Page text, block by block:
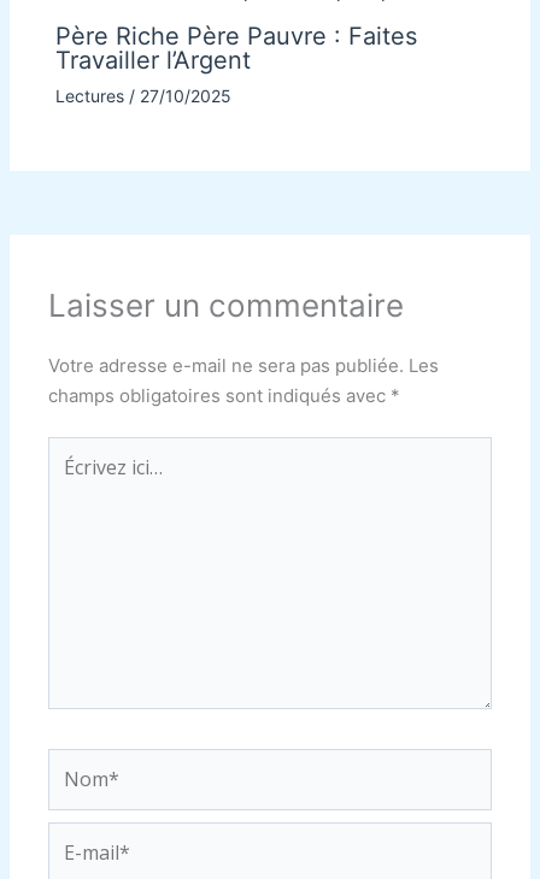
Père Riche Père Pauvre : Faites
Travailler l’Argent
Lectures/ 27/10/2025
Laisser un commentaire
Votre adresse e-mail ne sera pas publiée. Les
champs obligatoires sont indiqués avec *
Écrivez
ici…
mail*